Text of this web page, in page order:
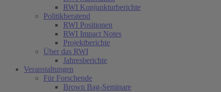
RWI Konjunkturberichte
Politikberatend
RWI Positionen
RWI Impact Notes
Projektberichte
Über das RWI
Jahresberichte
Veranstaltungen
Für Forschende
Brown Bag-Seminare